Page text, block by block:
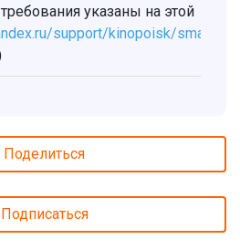
указаны на этой
support/kinopoisk/smart-
Поделиться
Подписаться